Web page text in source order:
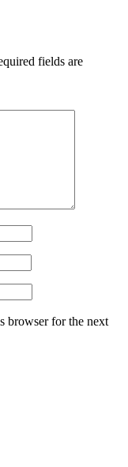
fields are
browser for the next